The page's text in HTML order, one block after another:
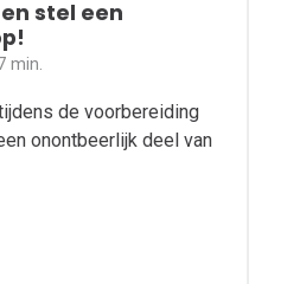
stel een
min.
de voorbereiding
onontbeerlijk deel van